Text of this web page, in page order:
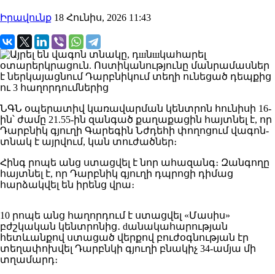
Իրավունք 18 Հունիս, 2026 11:43
ՆԳՆ օպերատիվ կառավարման կենտրոն հունիսի 16-
ին՝ ժամը 21.55-ին զանգած քաղաքացին հայտնել է, որ
Դարբնիկ գյուղի Գարեգին Նժդեհի փողոցում վագոն-
տնակ է այրվում, կան տուժածներ։
Հինգ րոպե անց ստացվել է նոր ահազանգ։ Զանգողը
հայտնել է, որ Դարբնիկ գյուղի դպրոցի դիմաց
հարձակվել են իրենց վրա։
10 րոպե անց հաղորդում է ստացվել «Մասիս»
բժշկական կենտրոնից․ dանակահարության
հետևանքով ստացած վերքով բուժօգնության էր
տեղափոխվել Դարբնկի գյուղի բնակիչ 34-ամյա մի
տղամարդ։